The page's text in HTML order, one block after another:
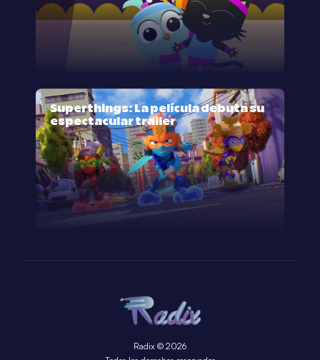
Superthings: La película debuta su
espectacular trailer
Radix © 2026